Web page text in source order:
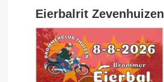
Eierbalrit Zevenhuizen